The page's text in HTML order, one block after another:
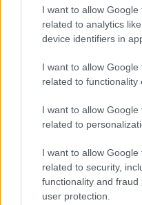
I want to allow
related to analytics
device identifiers in
I want to allow
related to functionality
I want to allow
related to
I want to allow
related to security,
functionality and
user protection.
sikertelen expedíciók
– Gyakran nehezebben
Lászlóval együtt én
Everest
jutottam. Ez
lehetséges feladat
különbség egy „kis”
nyolcezres között.
élmény volt, olyan
töltött el a legutóbbi